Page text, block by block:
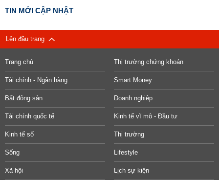
TIN MỚI CẬP NHẬT
Lên đầu trang
Trang chủ Thị trường chứng khoán
Tài chính - Ngân hàng Smart Money
Bất động sản Doanh nghiệp
Tài chính quốc tế Kinh tế vĩ mô - Đầu tư
Kinh tế số Thị trường
Sống Lifestyle
Xã hội Lịch sự kiện